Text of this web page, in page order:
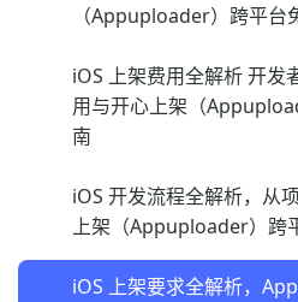
（Appuploader）跨平台
iOS 上架费用全解析 开发
用与开心上架（
南
iOS 开发流程全解析，从
上架（Appuploader）跨
iOS 上架要求全解析，